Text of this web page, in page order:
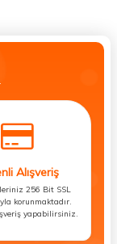
Alışveriş
256 Bit SSL
korunmaktadır.
yapabilirsiniz.